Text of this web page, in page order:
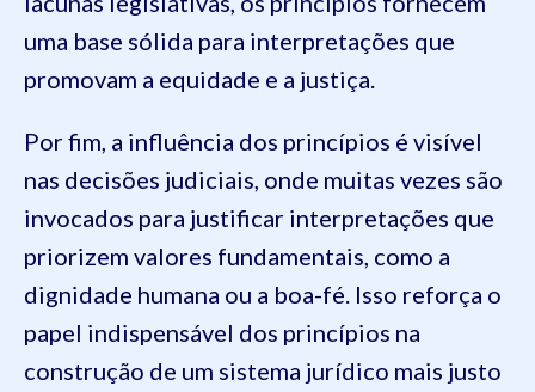
uma base sólida para interpretações que
promovam a equidade e a justiça.
Por fim, a influência dos princípios é visível
nas decisões judiciais, onde muitas vezes são
invocados para justificar interpretações que
priorizem valores fundamentais, como a
dignidade humana ou a boa-fé. Isso reforça o
papel indispensável dos princípios na
construção de um sistema jurídico mais justo